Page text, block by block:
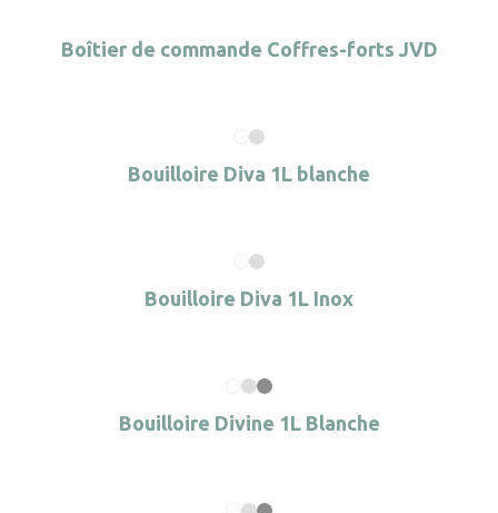
Boîtier de commande Coffres-forts JVD
Bouilloire Diva 1L blanche
Bouilloire Diva 1L Inox
Bouilloire Divine 1L Blanche